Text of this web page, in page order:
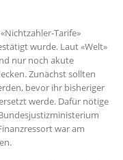
Tarife»
wurde. Laut «Welt»
nur noch akute
Zunächst sollten
bevor ihr bisheriger
werde. Dafür nötige
war am